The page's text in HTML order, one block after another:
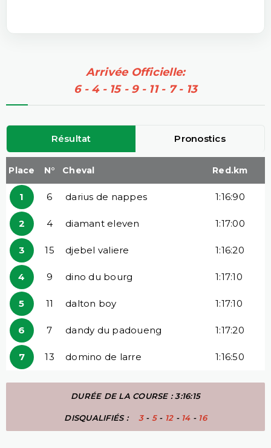
Arrivée Officielle:
6 - 4 - 15 - 9 - 11 - 7 - 13
Résultat Pronostics
Place N° Cheval Red.km
1 6 darius de nappes 1:16:90
2 4 diamant eleven 1:17:00
3 15 djebel valiere 1:16:20
4 9 dino du bourg 1:17:10
5 11 dalton boy 1:17:10
6 7 dandy du padoueng 1:17:20
7 13 domino de larre 1:16:50
DURÉE DE LA COURSE : 3:16:15
DISQUALIFIÉS : 3- 5- 12- 14- 16